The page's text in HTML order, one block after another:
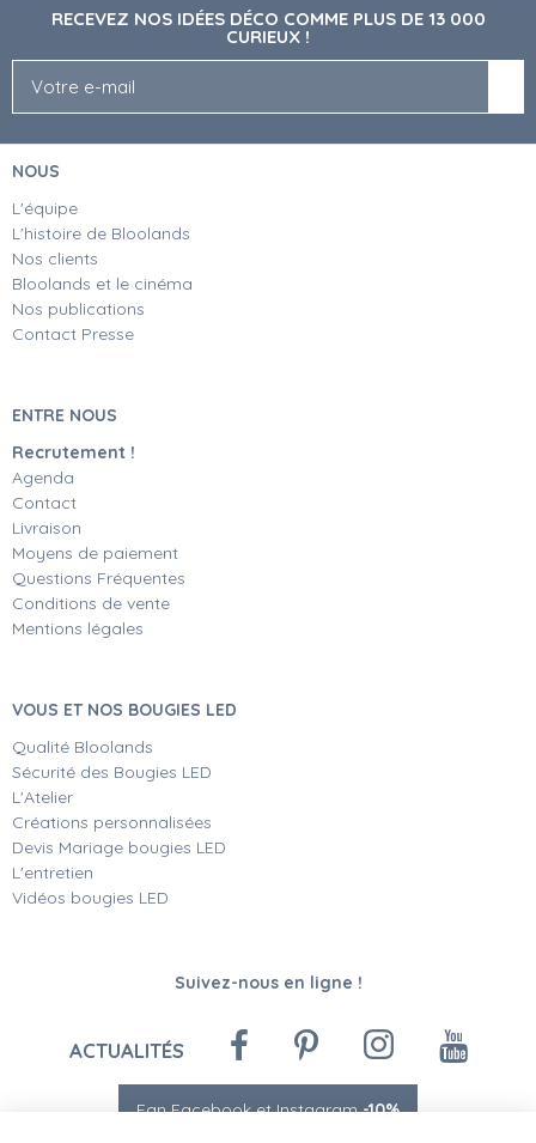
RECEVEZ NOS IDÉES DÉCO COMME PLUS DE 13 000
CURIEUX !
NOUS
L'équipe
L'histoire de Bloolands
Nos clients
Bloolands et le cinéma
Nos publications
Contact Presse
ENTRE NOUS
Recrutement !
Agenda
Contact
Livraison
Moyens de paiement
Questions Fréquentes
Conditions de vente
Mentions légales
VOUS ET NOS BOUGIES LED
Qualité Bloolands
Sécurité des Bougies LED
L'Atelier
Créations personnalisées
Devis Mariage bougies LED
L'entretien
Vidéos bougies LED
Suivez-nous en ligne !
ACTUALITÉS
Fan Facebook et Instagram-10%